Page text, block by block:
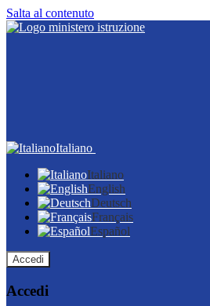
Salta al contenuto
Italiano
Italiano
English
Deutsch
Français
Español
Accedi
Accedi